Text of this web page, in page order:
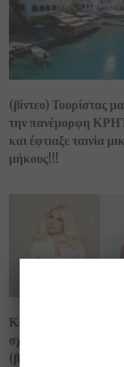
(βίντεο) Τουρίστας
την πανέμορφη
και έφτιαξε ταινία
μήκους!!!
Κουϊζ που άναψε
σχετικά με ηλικίες
(βίντεο)